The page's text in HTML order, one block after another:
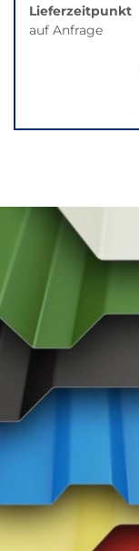
Lieferzeitpunkt
auf Anfrage